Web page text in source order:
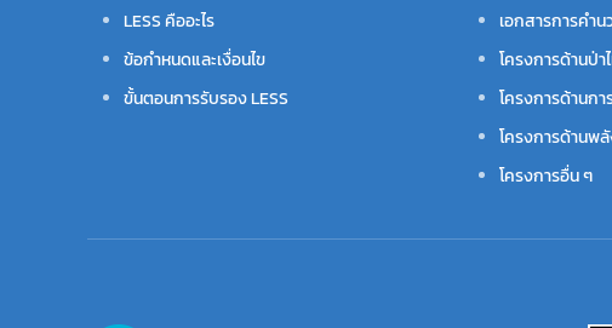
LESS คืออะไร
ข้อกำหนดและเงื่อนไข
ขั้นตอนการรับรอง LESS
เอกสารการคำ
โครงการด้านป่า
โครงการด้านก
โครงการด้านพ
โครงการอื่น ๆ